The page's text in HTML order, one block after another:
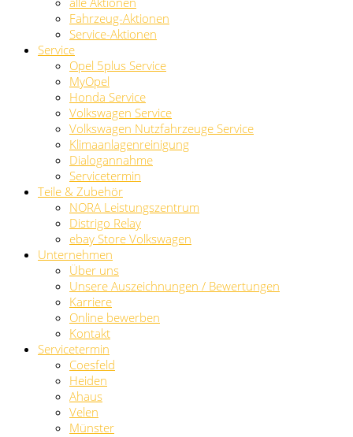
Fahrzeug-Aktionen
Service-Aktionen
Service
Opel 5plus Service
MyOpel
Honda Service
Volkswagen Service
Volkswagen Nutzfahrzeuge Service
Klimaanlagenreinigung
Dialogannahme
Servicetermin
Teile & Zubehör
NORA Leistungszentrum
Distrigo Relay
ebay Store Volkswagen
Unternehmen
Über uns
Unsere Auszeichnungen / Bewertungen
Karriere
Online bewerben
Kontakt
Servicetermin
Coesfeld
Heiden
Ahaus
Velen
Münster